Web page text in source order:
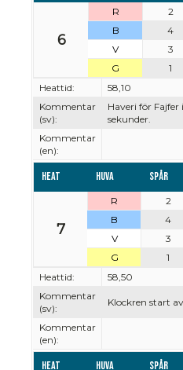
6
R 2
B
4
V
3
G
1
Heattid:
58,10
Kommentar
(sv):
Haveri för
sekunder.
Kommentar
(en):
Heat Huva Spår
7
R 2
B
4
V
3
G
1
Heattid:
58,50
Kommentar
(sv):
Klockren start
Kommentar
(en):
Heat Huva Spår